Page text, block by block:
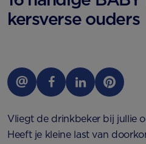
kersverse ouders
Vliegt de drinkbeker bij jullie
Heeft je kleine last van